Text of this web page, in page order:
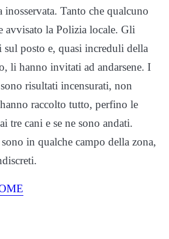
inosservata. Tanto che qualcuno
avvisato la Polizia locale. Gli
sul posto e, quasi increduli della
li hanno invitati ad andarsene. I
risultati incensurati, non
raccolto tutto, perfino le
tre cani e se ne sono andati.
in qualche campo della zona,